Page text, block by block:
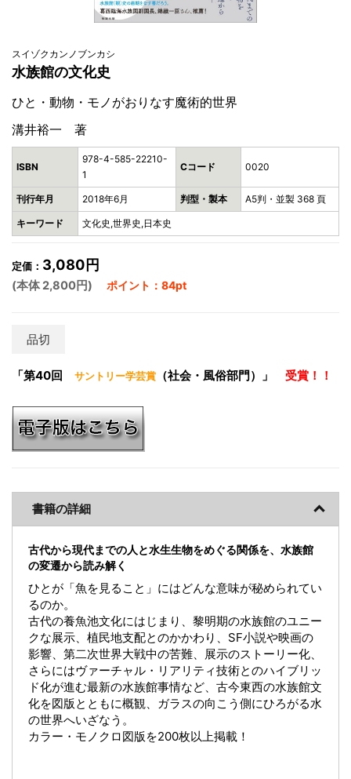
スイゾクカンノブンカシ
水族館の文化史
ひと・動物・モノがおりなす魔術的世界
溝井裕一 著
ISBN
978-4-585-22210-
1
Cコード 0020
刊行年月 2018年6月 判型・製本 A5判・並製 368 頁
キーワード 文化史,世界史,日本史
定価： 3,080円
(本体 2,800円) ポイント：84pt
品切
「第40回 サントリー学芸賞 （社会・風俗部門）」 受賞！！
書籍の詳細
古代から現代までの人と水生生物をめぐる関係を、水族館
の変遷から読み解く
ひとが「魚を見ること」にはどんな意味が秘められてい
るのか。
古代の養魚池文化にはじまり、黎明期の水族館のユニー
クな展示、植民地支配とのかかわり、SF小説や映画の
影響、第二次世界大戦中の苦難、展示のストーリー化、
さらにはヴァーチャル・リアリティ技術とのハイブリッ
ド化が進む最新の水族館事情など、古今東西の水族館文
化を図版とともに概観、ガラスの向こう側にひろがる水
の世界へいざなう。
カラー・モノクロ図版を200枚以上掲載！